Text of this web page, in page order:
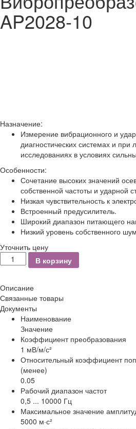
AP2028-10
Назначение:
Измерение вибрационного и
диагностических системах и при
исследованиях в условиях
Особенности:
Сочетание высоких значений
собственной частоты и ударной
Низкая чувствительность к
Встроенный предусилитель.
Широкий диапазон питающего
Низкий уровень собственного
Уточнить цену
КоличествоВ корзину
Описание
Связанные товары
Документы
Наименование
Значение
Коэффициент преобразования
1 мВ/м/с²
Относительный коэффициент
(менее)
0.05
Рабочий диапазон частот
0,5 ... 10000 Гц
Максимальное значение
5000 м·с²